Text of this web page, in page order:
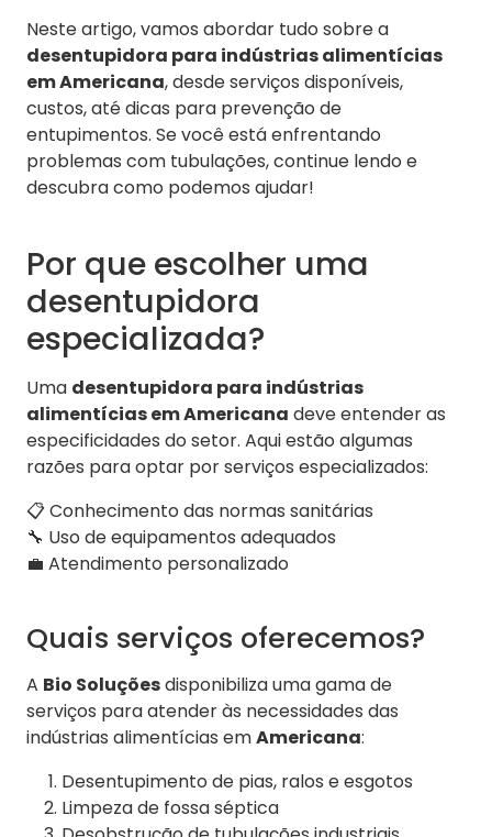
Neste artigo, vamos abordar tudo sobre a
desentupidora para indústrias alimentícias
em Americana, desde serviços disponíveis,
custos, até dicas para prevenção de
entupimentos. Se você está enfrentando
problemas com tubulações, continue lendo e
descubra como podemos ajudar!
Por que escolher uma
desentupidora
especializada?
Uma desentupidora para indústrias
alimentícias em Americana deve entender as
especificidades do setor. Aqui estão algumas
razões para optar por serviços especializados:
📋 Conhecimento das normas sanitárias
🔧 Uso de equipamentos adequados
💼 Atendimento personalizado
Quais serviços oferecemos?
A Bio Soluçõesdisponibiliza uma gama de
serviços para atender às necessidades das
indústrias alimentícias emAmericana:
Desentupimento de pias, ralos e esgotos
Limpeza de fossa séptica